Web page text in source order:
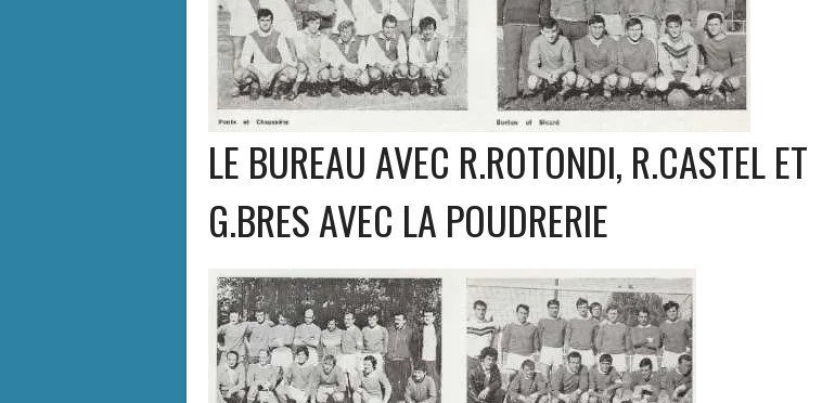
LE BUREAU AVEC R.ROTONDI, R.CASTEL ET
G.BRES AVEC LA POUDRERIE